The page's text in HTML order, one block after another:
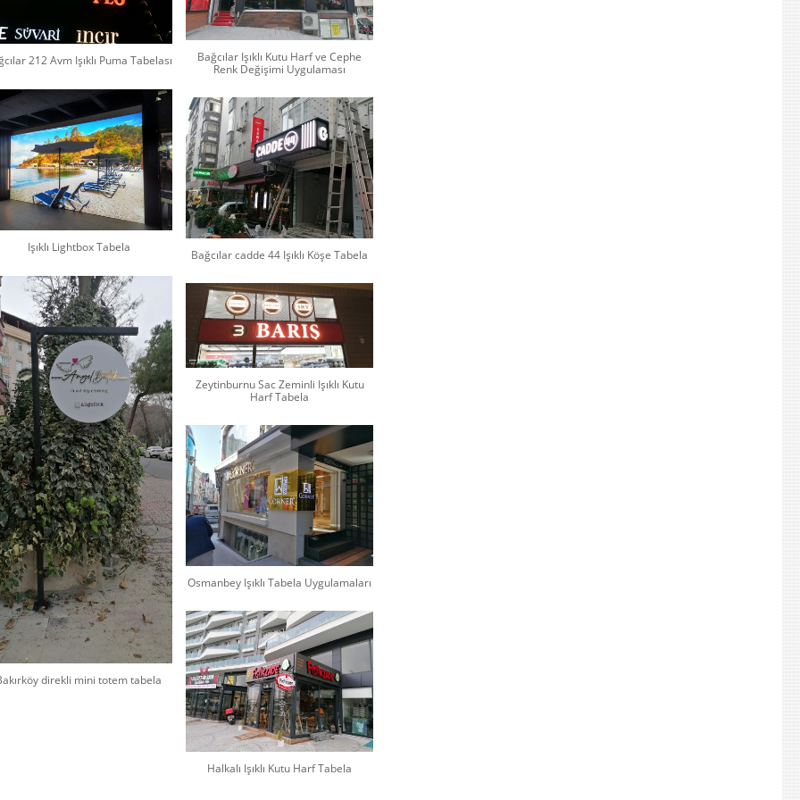
Bağcılar Işıklı Kutu Harf ve Cephe
Renk Değişimi Uygulaması
212 Avm Işıklı Puma Tabelası
Işıklı Lightbox Tabela
Bağcılar cadde 44 Işıklı Köşe Tabela
direkli mini totem tabela
Zeytinburnu Sac Zeminli Işıklı Kutu
Harf Tabela
Osmanbey Işıklı Tabela Uygulamaları
Halkalı Işıklı Kutu Harf Tabela